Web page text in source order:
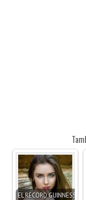
EL RÉCORD GUINNESS